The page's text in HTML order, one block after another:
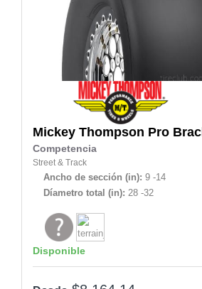
Mickey Thompson Pro
Competencia
Street & Track
Ancho de sección (in): 9 -14
Díametro total (in): 28 -32
Disponible